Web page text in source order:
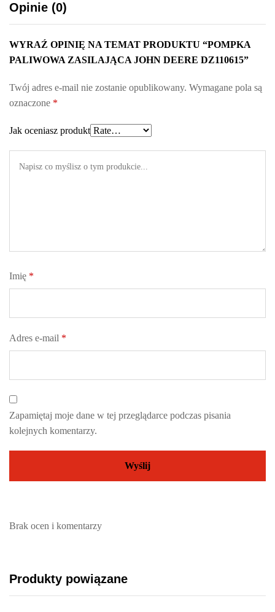
D
1
1
6
1
q
u
Opinie (0)
WYRAŹ OPINIĘ NA TEMAT PRODUKTU “POMPKA
PALIWOWA ZASILAJĄCA JOHN DEERE DZ110615”
Twój adres e-mail nie zostanie opublikowany. Wymagane pola są
oznaczone *
Jak oceniasz produkt
Imię *
Adres e-mail *
Zapamiętaj moje dane w tej przeglądarce podczas pisania
kolejnych komentarzy.
Brak ocen i komentarzy
Produkty powiązane